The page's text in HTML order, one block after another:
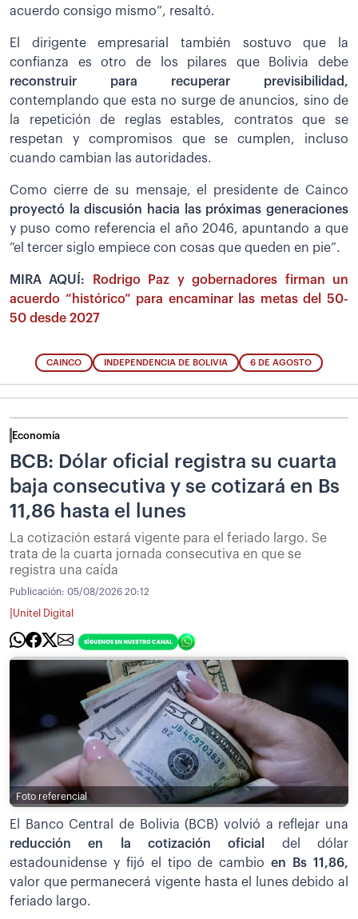
acuerdo consigo mismo”, resaltó.
El dirigente empresarial también sostuvo que la
confianza es otro de los pilares que Bolivia debe
reconstruir para recuperar previsibilidad,
contemplando que esta no surge de anuncios, sino de
la repetición de reglas estables, contratos que se
respetan y compromisos que se cumplen, incluso
cuando cambian las autoridades.
Como cierre de su mensaje, el presidente de Cainco
proyectó la discusión hacia las próximas generaciones
y puso como referencia el año 2046, apuntando a que
“el tercer siglo empiece con cosas que queden en pie”.
MIRA AQUÍ:
Rodrigo Paz y gobernadores firman un
acuerdo “histórico” para encaminar las metas del 50-
50 desde 2027
CAINCO INDEPENDENCIA DE BOLIVIA 6 DE AGOSTO
Economía
BCB: Dólar oficial registra su cuarta
baja consecutiva y se cotizará en Bs
11,86 hasta el lunes
La cotización estará vigente para el feriado largo. Se
trata de la cuarta jornada consecutiva en que se
registra una caída
Publicación: 05/08/2026 20:12
Unitel Digital
Foto referencial
El Banco Central de Bolivia (BCB) volvió a reflejar una
reducción en la cotización oficial
del dólar
estadounidense y fijó el tipo de cambio en Bs 11,86,
valor que permanecerá vigente hasta el lunes debido al
feriado largo.